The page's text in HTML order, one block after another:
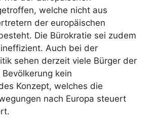
welche nicht aus
der europäischen
Die Bürokratie sei zudem
Auch bei der
sehen derzeit viele Bürger der
kein
Konzept, welches die
nach Europa steuert